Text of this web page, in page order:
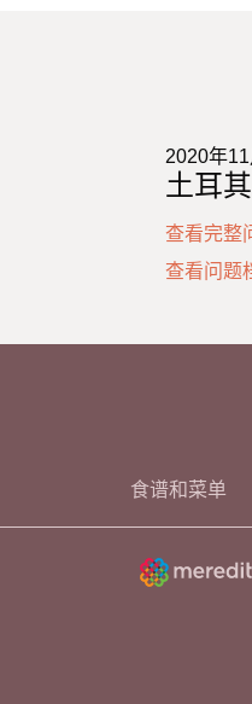
2020年11
土耳
查看完整
查看问题
食谱和菜单